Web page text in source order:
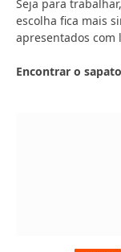
Seja para
escolha fica mais
apresentados com
Encontrar o